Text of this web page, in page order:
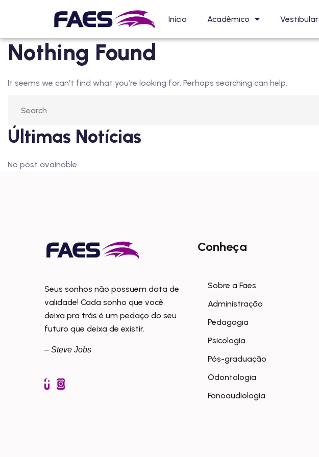
Início Acadêmico Vestibular
Nothing Found
It seems we can’t find what you’re looking for. Perhaps searching can help.
Últimas Notícias
No post avainable
Seus sonhos não possuem data de
validade! Cada sonho que você
deixa pra trás é um pedaço do seu
futuro que deixa de existir.
– Steve Jobs
Conheça
Sobre a Faes
Administração
Pedagogia
Psicologia
Pós-graduação
Odontologia
Fonoaudiologia